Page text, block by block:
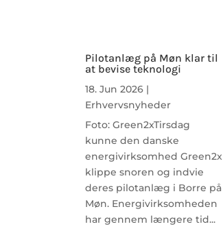
Pilotanlæg på Møn klar til
at bevise teknologi
18. Jun 2026|
Erhvervsnyheder
Foto: Green2xTirsdag
kunne den danske
energivirksomhed Green2x
klippe snoren og indvie
deres pilotanlæg i Borre på
Møn. Energivirksomheden
har gennem længere tid...